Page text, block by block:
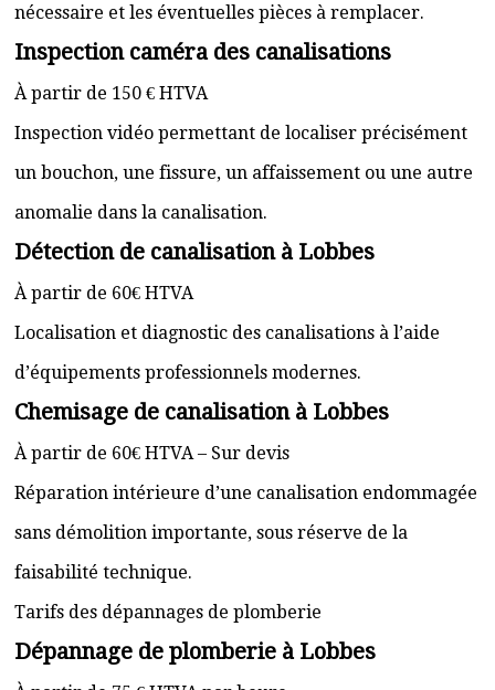
nécessaire et les éventuelles pièces à remplacer.
Inspection caméra des canalisations
À partir de 150 € HTVA
Inspection vidéo permettant de localiser précisément
un bouchon, une fissure, un affaissement ou une autre
anomalie dans la canalisation.
Détection de canalisation à Lobbes
À partir de 60€ HTVA
Localisation et diagnostic des canalisations à l’aide
d’équipements professionnels modernes.
Chemisage de canalisation à Lobbes
À partir de 60€ HTVA – Sur devis
Réparation intérieure d’une canalisation endommagée
sans démolition importante, sous réserve de la
faisabilité technique.
Tarifs des dépannages de plomberie
Dépannage de plomberie à Lobbes